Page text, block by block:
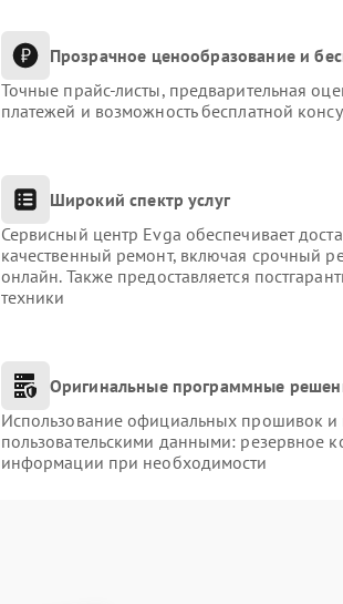
Прозрачное ценообразование и
Точные прайс-листы, предварительная
платежей и возможность бесплатной
Широкий спектр услуг
Сервисный центр Evga обеспечивает
качественный ремонт, включая срочный
онлайн. Также предоставляется
техники
Оригинальные программные
Использование официальных прошивок и
пользовательскими данными: резервное
информации при необходимости